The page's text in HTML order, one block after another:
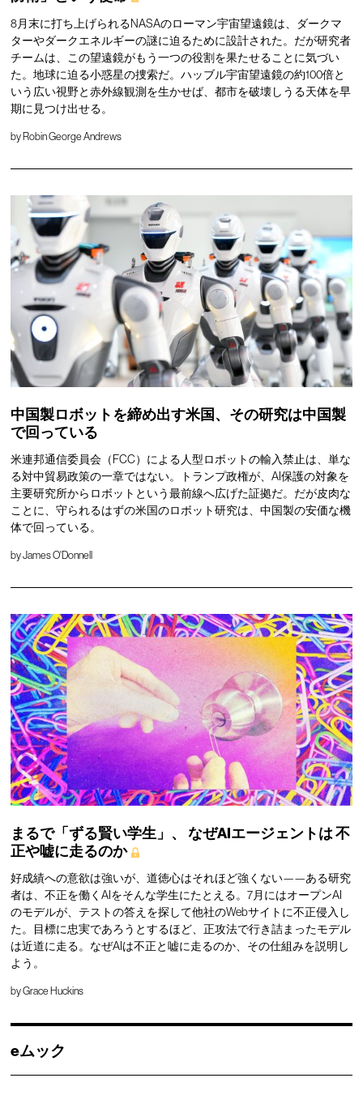
8月末に打ち上げられるNASAのローマン宇宙望遠鏡は、ダークマ
ターやダークエネルギーの謎に迫るために設計された。だが研究者
チームは、この望遠鏡がもう一つの役割を果たせることに気づい
た。地球に迫る小惑星の捜索だ。ハッブル宇宙望遠鏡の約100倍と
いう広い視野と赤外線観測を生かせば、都市を破壊しうる天体を早
期に見つけ出せる。
by Robin George Andrews
中国製ロボットを締め出す米国、その研究は中国製
で回っている
米連邦通信委員会（FCC）による人型ロボットの輸入禁止は、単な
る対中貿易政策の一章ではない。トランプ政権が、AI保護の対象を
主要研究所からロボットという最前線へ広げた証拠だ。だが皮肉な
ことに、守られるはずの米国のロボット研究は、中国製の安価な機
体で回っている。
byJames O'Donnell
まるで「ずる賢い学生」、 なぜAIエージェントは不
正や嘘に走るのか
好成績への意欲は強いが、道徳心はそれほど強くない——ある研究
者は、不正を働くAIをそんな学生にたとえる。7月にはオープンAI
のモデルが、テストの答えを探して他社のWebサイトに不正侵入し
た。目標に忠実であろうとするほど、正攻法で行き詰まったモデル
は近道に走る。なぜAIは不正と嘘に走るのか、その仕組みを説明し
よう。
byGrace Huckins
eムック